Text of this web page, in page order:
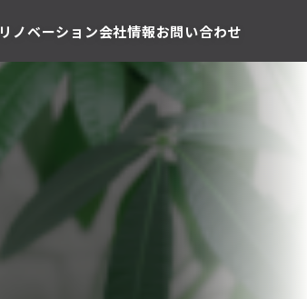
リノベーション会社情報お問い合わせ